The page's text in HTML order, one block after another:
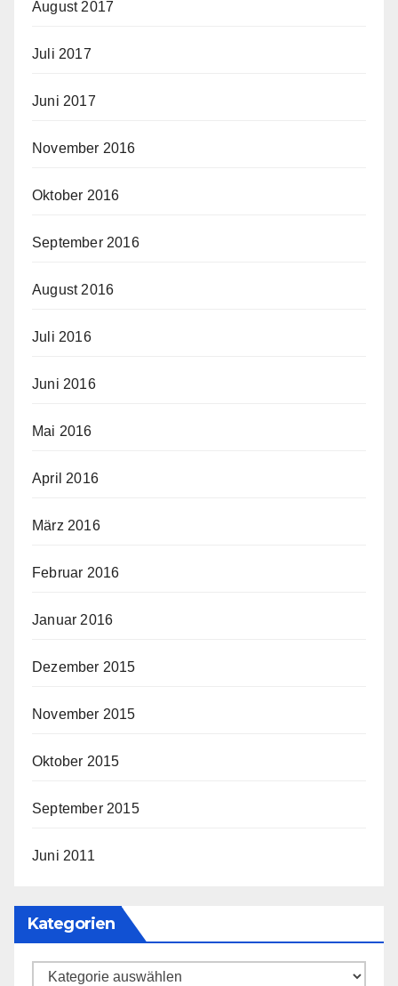
August 2017
Juli 2017
Juni 2017
November 2016
Oktober 2016
September 2016
August 2016
Juli 2016
Juni 2016
Mai 2016
April 2016
März 2016
Februar 2016
Januar 2016
Dezember 2015
November 2015
Oktober 2015
September 2015
Juni 2011
Kategorien
Kategorien